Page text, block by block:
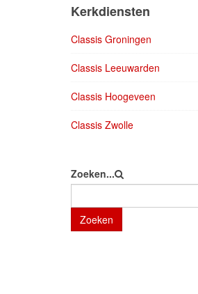
Kerkdiensten
Classis Groningen
Classis Leeuwarden
Classis Hoogeveen
Classis Zwolle
Zoeken...
Zoeken